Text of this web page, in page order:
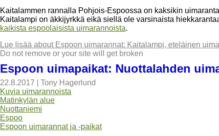
Kaitalammen rannalla Pohjois-Espoossa on kaksikin
Kaitalampi on äkkijyrkkä eikä siellä ole varsinaista
kaikista espoolaisista uimarannoista.
Lue lisää about Espoon uimarannat: Kaitalampi, eteläinen
Do not remove or your site will get broken
Espoon uimapaikat: Nuottalahden
22.8.2017
Tony Hagerlund
Kuvia uimarannoista
Matinkylän alue
Nuottaniemi
Espoo
Espoon uimarannat ja -paikat